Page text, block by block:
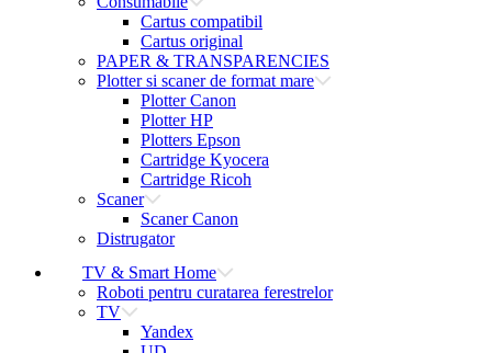
Cartus compatibil
Cartus original
PAPER & TRANSPARENCIES
Plotter si scaner de format mare
Plotter Canon
Plotter HP
Plotters Epson
Cartridge Kyocera
Cartridge Ricoh
Scaner
Scaner Canon
Distrugator
TV & Smart Home
Roboti pentru curatarea ferestrelor
TV
Yandex